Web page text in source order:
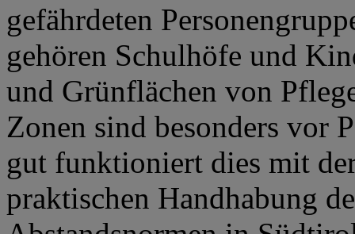
gefährdeten
gehören Schulhöfe und
und Grünflächen von
Zonen sind besonders vor
gut funktioniert dies mit
praktischen Handhabung